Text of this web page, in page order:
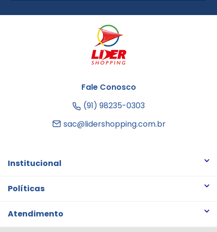
Fale Conosco
(91) 98235-0303
sac@lidershopping.com.br
Institucional
Quem somos
Notícias
Políticas
Trocas e Devoluções
Política de Privacidade
Atendimento